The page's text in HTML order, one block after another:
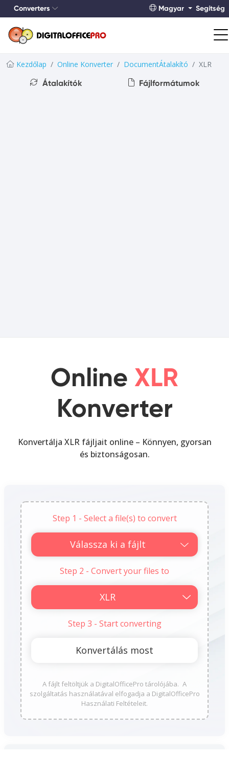
Converters Magyar Segítség
Kezdőlap Online Konverter DocumentÁtalakító
XLR
Átalakítók
Fájlformátumok
Online XLR
Konverter
Konvertálja XLR fájljait online – Könnyen, gyorsan
és biztonságosan.
Step 1 - Select a file(s) to convert
Válassza ki a fájlt
Step 2 - Convert your files to
Step 3 - Start converting
A fájlt feltöltjük a DigitalOfficePro tárolójába. A
szolgáltatás használatával elfogadja a DigitalOfficePro
Használati Feltételeit.